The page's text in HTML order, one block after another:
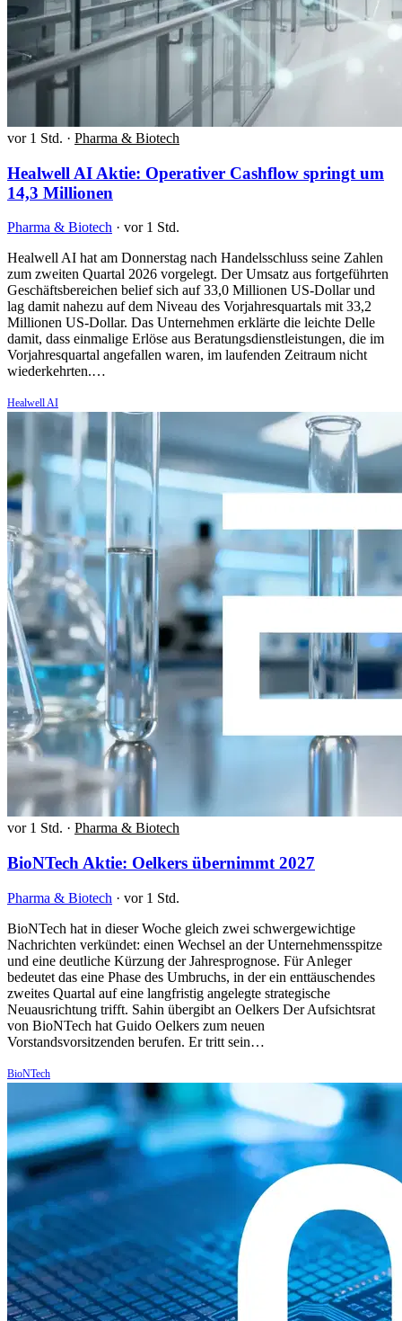
vor 1 Std. · Pharma & Biotech
Healwell AI Aktie: Operativer Cashflow springt um
14,3 Millionen
Pharma & Biotech · vor 1 Std.
Healwell AI hat am Donnerstag nach Handelsschluss seine Zahlen
zum zweiten Quartal 2026 vorgelegt. Der Umsatz aus fortgeführten
Geschäftsbereichen belief sich auf 33,0 Millionen US-Dollar und
lag damit nahezu auf dem Niveau des Vorjahresquartals mit 33,2
Millionen US-Dollar. Das Unternehmen erklärte die leichte Delle
damit, dass einmalige Erlöse aus Beratungsdienstleistungen, die im
Vorjahresquartal angefallen waren, im laufenden Zeitraum nicht
wiederkehrten.…
Healwell AI
vor 1 Std. · Pharma & Biotech
BioNTech Aktie: Oelkers übernimmt 2027
Pharma & Biotech · vor 1 Std.
BioNTech hat in dieser Woche gleich zwei schwergewichtige
Nachrichten verkündet: einen Wechsel an der Unternehmensspitze
und eine deutliche Kürzung der Jahresprognose. Für Anleger
bedeutet das eine Phase des Umbruchs, in der ein enttäuschendes
zweites Quartal auf eine langfristig angelegte strategische
Neuausrichtung trifft. Sahin übergibt an Oelkers Der Aufsichtsrat
von BioNTech hat Guido Oelkers zum neuen
Vorstandsvorsitzenden berufen. Er tritt sein…
BioNTech